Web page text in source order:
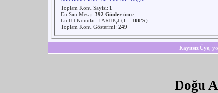
Toplam Konu Sayisi: 1
En Son Mesaj: 392 Günler önce
En Hit Konular: TARİHÇİ (1 = 100%)
Toplam Konu Gösterimi: 249
Kayıtsız Üye,
Doğu